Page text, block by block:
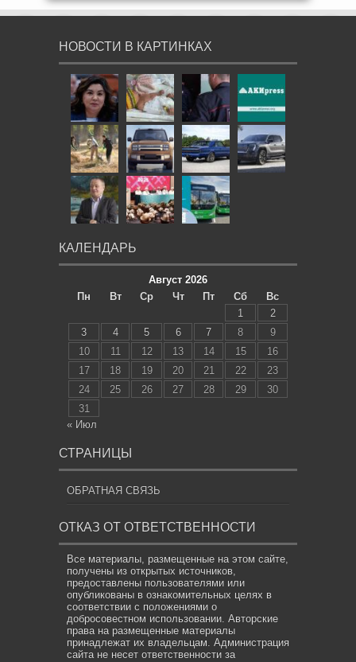
НОВОСТИ В КАРТИНКАХ
КАЛЕНДАРЬ
Август 2026
Пн
Вт Ср Чт Пт Сб
Вс
1
2
3
4 5 6 7 8
9
10
11 12 13 14 15
16
17
18 19 20 21 22
23
24
25 26 27 28 29
30
31
« Июл
СТРАНИЦЫ
ОБРАТНАЯ СВЯЗЬ
ОТКАЗ ОТ ОТВЕТСТВЕННОСТИ
Все материалы, размещенные на этом сайте,
получены из открытых источников,
предоставлены пользователями или
опубликованы в ознакомительных целях в
соответствии с положениями о
добросовестном использовании. Авторские
права на размещенные материалы
принадлежат их владельцам. Администрация
сайта не несет ответственности за